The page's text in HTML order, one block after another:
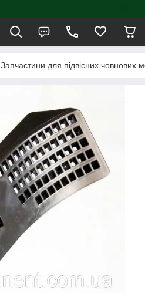
Запчастини для підвісних човнових